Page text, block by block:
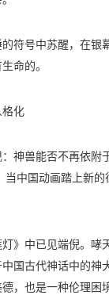
符号中苏醒，在
命的。
化
神兽能否不再依附
中国动画踏上新
》中已见端倪。
国古代神话中的神
，也是一种伦理